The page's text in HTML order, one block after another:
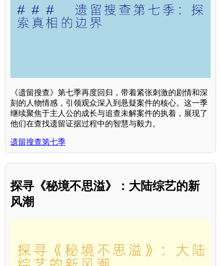
《遗留搜查》第七季再度回归，带着紧张刺激的剧情和深
刻的人物情感，引领观众深入到悬疑案件的核心。这一季
继续聚焦于主人公的成长与追查未解案件的执着，展现了
他们在查找遗留证据过程中的智慧与毅力。
遗留搜查第七季
探寻《秘境不思溢》：大陆综艺的新
风潮